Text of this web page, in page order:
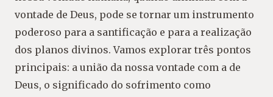
vontade de Deus, pode se tornar um instrumento
poderoso para a santificação e para a realização
dos planos divinos. Vamos explorar três pontos
principais: a união da nossa vontade com a de
Deus, o significado do sofrimento como